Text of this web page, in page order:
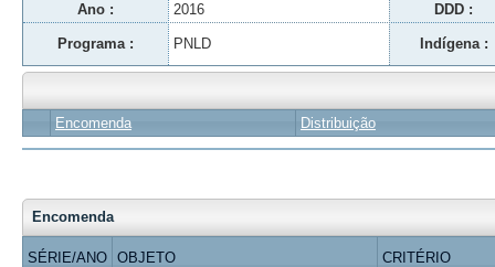
Ano : 2016 DDD :
Programa : PNLD Indígena :
Encomenda Distribuição
Encomenda
SÉRIE/ANO OBJETO CRITÉRIO